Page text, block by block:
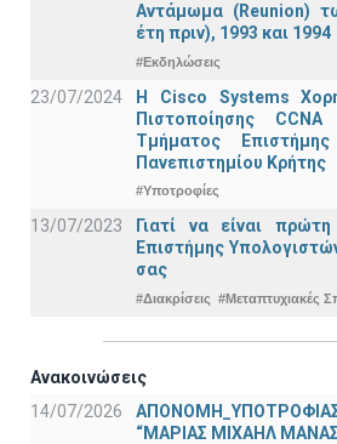
Αντάμωμα (Reunion)
έτη πριν), 1993 και 1994
#Εκδηλώσεις
23/07/2024
Η Cisco Systems
Πιστοποίησης
Τμήματος
Πανεπιστημίου Κρήτης
#Υποτροφίες
13/07/2023
Γιατί να είναι
Επιστήμης
σας
#Διακρίσεις #Μεταπτυχιακές
Ανακοινώσεις
14/07/2026
“ΜΑΡΙΑΣ ΜΙΧΑΗΛ